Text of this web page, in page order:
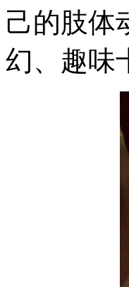
己的肢体
幻、趣味